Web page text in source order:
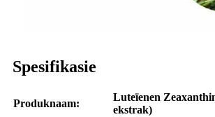
Spesifikasie
Produknaam:
Luteïenen
ekstrak)